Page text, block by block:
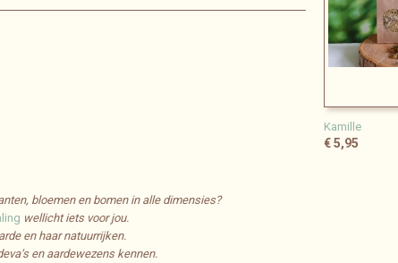
Kamille
€ 5,95
bloemen en bomen in alle dimensies?
wellicht iets voor jou.
en haar natuurrijken.
en aardewezens kennen.